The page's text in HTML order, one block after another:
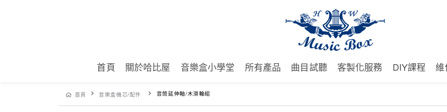
首頁 關於哈比屋 音樂盒小學堂 所有產品 曲目試聽 客製化服務 DIY課程
首頁 音樂盒機芯/配件 音筒延伸軸/木滑輪組